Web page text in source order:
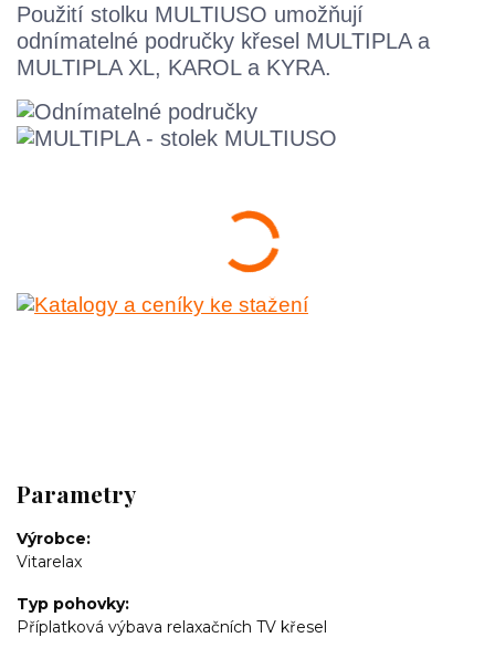
Použití stolku MULTIUSO umožňují
odnímatelné područky křesel MULTIPLA a
MULTIPLA XL, KAROL a KYRA.
Parametry
Výrobce
Vitarelax
Typ pohovky
Příplatková výbava relaxačních TV křesel